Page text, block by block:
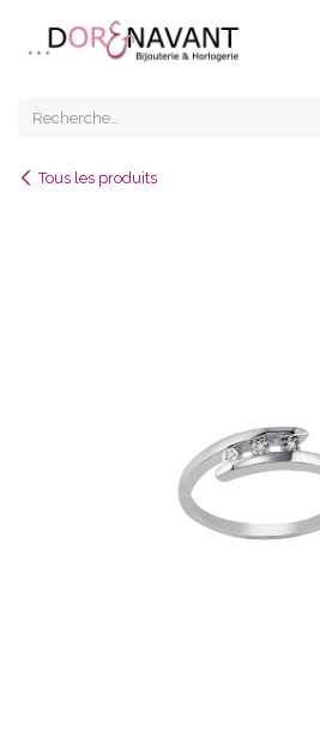
Tous les produits